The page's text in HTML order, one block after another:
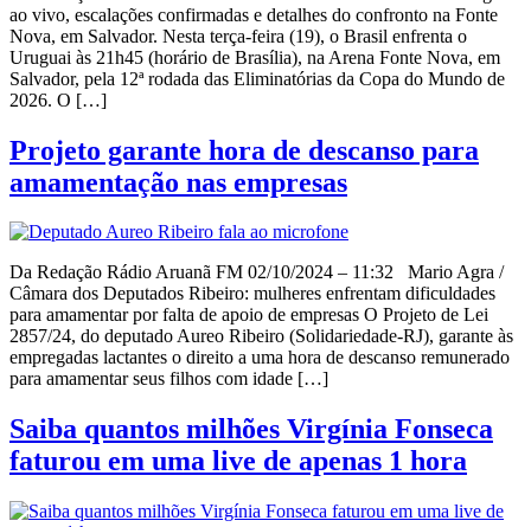
ao vivo, escalações confirmadas e detalhes do confronto na Fonte
Nova, em Salvador. Nesta terça-feira (19), o Brasil enfrenta o
Uruguai às 21h45 (horário de Brasília), na Arena Fonte Nova, em
Salvador, pela 12ª rodada das Eliminatórias da Copa do Mundo de
2026. O […]
Projeto garante hora de descanso para
amamentação nas empresas
Da Redação Rádio Aruanã FM 02/10/2024 – 11:32 Mario Agra /
Câmara dos Deputados Ribeiro: mulheres enfrentam dificuldades
para amamentar por falta de apoio de empresas O Projeto de Lei
2857/24, do deputado Aureo Ribeiro (Solidariedade-RJ), garante às
empregadas lactantes o direito a uma hora de descanso remunerado
para amamentar seus filhos com idade […]
Saiba quantos milhões Virgínia Fonseca
faturou em uma live de apenas 1 hora